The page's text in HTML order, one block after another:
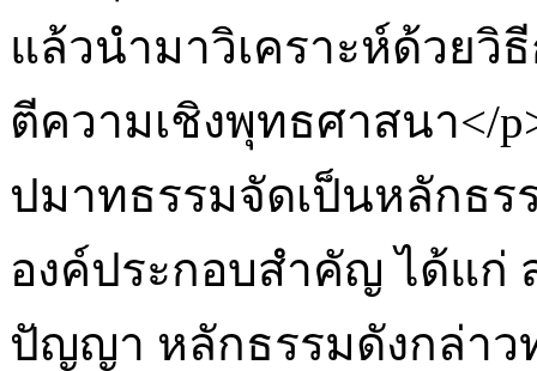
แล้วนำมาวิเคราะห์ด้วยวิ
ตีความเชิงพุทธศาสนา</
ปมาทธรรมจัดเป็นหลักธ
องค์ประกอบสำคัญ ได้แก่
ปัญญา หลักธรรมดังกล่าว